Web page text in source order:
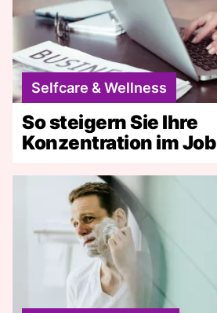
Selfcare & Wellness
So steigern Sie Ihre
Konzentration im Job